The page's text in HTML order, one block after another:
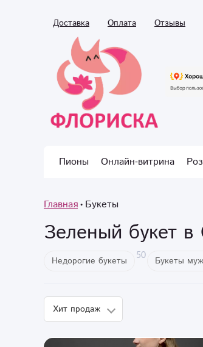
Доставка Оплата Отзывы
Пионы Онлайн-витрина
Главная Букеты
Зеленый букет
Недорогие букеты 50 Букеты